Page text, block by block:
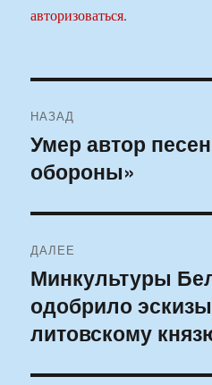
авторизоваться.
по
записям
НАЗАД
Предыдущая
запись:
Умер автор
обороны»
ДАЛЕЕ
Следующая
запись:
Минкультуры
одобрило
литовскому